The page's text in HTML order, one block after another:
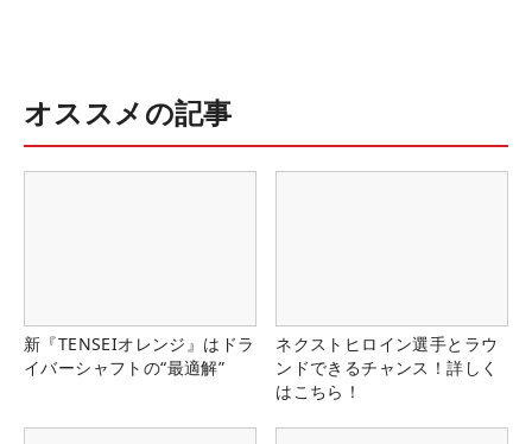
オススメの記事
新『TENSEIオレンジ』はドラ
イバーシャフトの“最適解”
ネクストヒロイン選手とラウ
ンドできるチャンス！詳しく
はこちら！